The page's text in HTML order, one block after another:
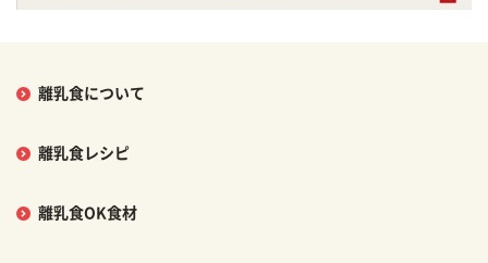
離乳食について
離乳食レシピ
離乳食OK食材